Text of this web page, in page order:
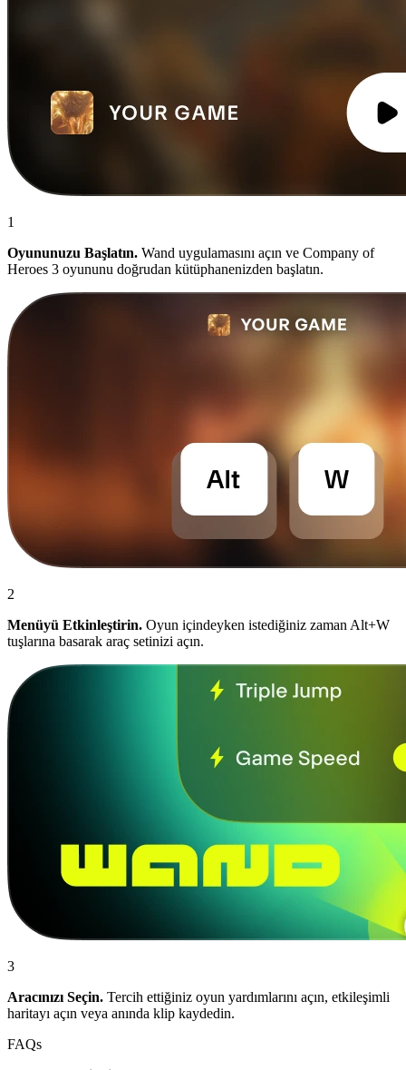
1
Oyununuzu Başlatın. Wand uygulamasını açın ve Company of
Heroes 3 oyununu doğrudan kütüphanenizden başlatın.
2
Menüyü Etkinleştirin. Oyun içindeyken istediğiniz zaman Alt+W
tuşlarına basarak araç setinizi açın.
3
Aracınızı Seçin. Tercih ettiğiniz oyun yardımlarını açın, etkileşimli
haritayı açın veya anında klip kaydedin.
FAQs